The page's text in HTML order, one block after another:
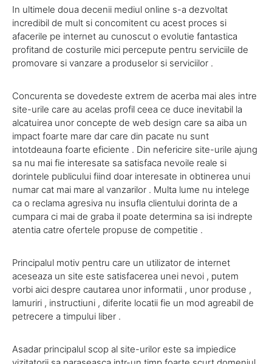
In ultimele doua decenii mediul online s-a dezvoltat
incredibil de mult si concomitent cu acest proces si
afacerile pe internet au cunoscut o evolutie fantastica
profitand de costurile mici percepute pentru serviciile de
promovare si vanzare a produselor si serviciilor .
Concurenta se dovedeste extrem de acerba mai ales intre
site-urile care au acelas profil ceea ce duce inevitabil la
alcatuirea unor concepte de web design care sa aiba un
impact foarte mare dar care din pacate nu sunt
intotdeauna foarte eficiente . Din nefericire site-urile ajung
sa nu mai fie interesate sa satisfaca nevoile reale si
dorintele publicului fiind doar interesate in obtinerea unui
numar cat mai mare al vanzarilor . Multa lume nu intelege
ca o reclama agresiva nu insufla clientului dorinta de a
cumpara ci mai de graba il poate determina sa isi indrepte
atentia catre ofertele propuse de competitie .
Principalul motiv pentru care un utilizator de internet
aceseaza un site este satisfacerea unei nevoi , putem
vorbi aici despre cautarea unor informatii , unor produse ,
lamuriri , instructiuni , diferite locatii fie un mod agreabil de
petrecere a timpului liber .
Asadar principalul scop al site-urilor este sa impiedice